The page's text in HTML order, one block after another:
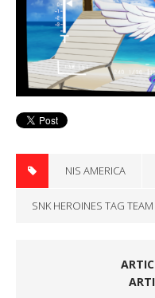
NIS AMERICA
SNK HEROINES TAG